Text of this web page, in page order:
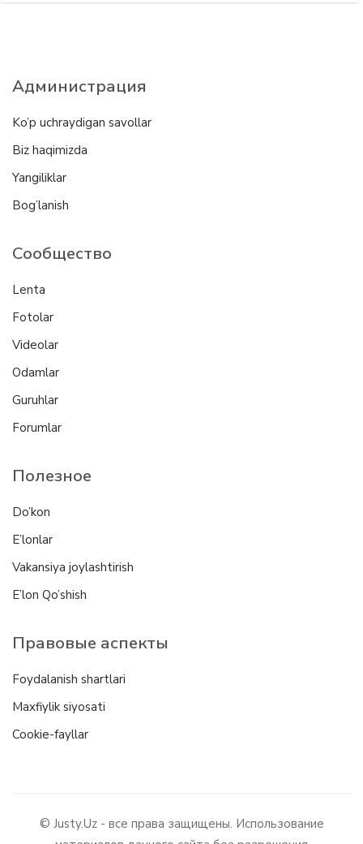
Администрация
Ko’p uchraydigan savollar
Biz haqimizda
Yangiliklar
Bog’lanish
Сообщество
Lenta
Fotolar
Videolar
Odamlar
Guruhlar
Forumlar
Полезное
Do’kon
E’lonlar
Vakansiya joylashtirish
E’lon Qo’shish
Правовые аспекты
Foydalanish shartlari
Maxfiylik siyosati
Cookie-fayllar
© Justy.Uz - все права защищены. Использование